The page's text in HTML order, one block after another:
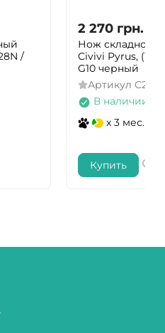
/
2 270 грн.
Нож складной
Civivi Pyrus, (1.6
G10 черный
Артикул
В наличии
x 3 мес.
Купить